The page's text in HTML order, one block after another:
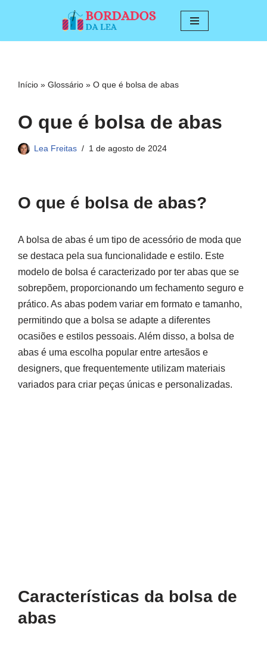
conteúdo
Início » Glossário » O que é bolsa de abas
O que é bolsa de abas
Lea Freitas 1 de agosto de 2024
O que é bolsa de abas?
A bolsa de abas é um tipo de acessório de moda que
se destaca pela sua funcionalidade e estilo. Este
modelo de bolsa é caracterizado por ter abas que se
sobrepõem, proporcionando um fechamento seguro e
prático. As abas podem variar em formato e tamanho,
permitindo que a bolsa se adapte a diferentes
ocasiões e estilos pessoais. Além disso, a bolsa de
abas é uma escolha popular entre artesãos e
designers, que frequentemente utilizam materiais
variados para criar peças únicas e personalizadas.
Características da bolsa de
abas